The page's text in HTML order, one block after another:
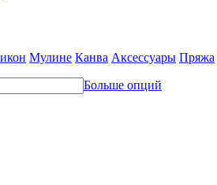
Мулине Канва Аксессуары Пряжа
Больше опций